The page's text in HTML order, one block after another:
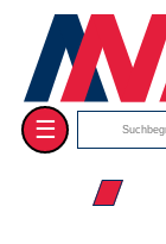
☰
☰ Sep